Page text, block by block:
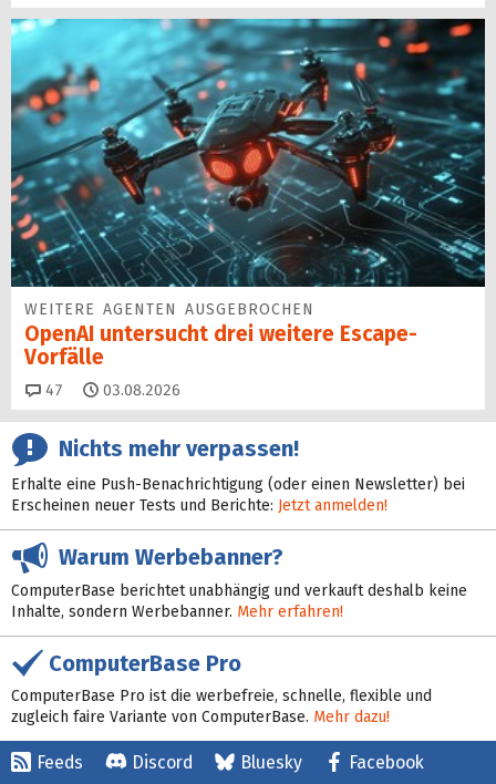
WEITERE AGENTEN AUSGEBROCHEN
OpenAI untersucht drei weitere Escape-
Vorfälle
47 Kommentare
03.08.2026
Nichts mehr verpassen!
Erhalte eine Push-Benachrichtigung (oder einen Newsletter) bei
Erscheinen neuer Tests und Berichte: Jetzt anmelden!
Warum Werbebanner?
ComputerBase berichtet unabhängig und verkauft deshalb keine
Inhalte, sondern Werbebanner. Mehr erfahren!
ComputerBase Pro
ComputerBase Pro ist die werbefreie, schnelle, flexible und
zugleich faire Variante von ComputerBase. Mehr dazu!
Feeds Discord Bluesky Facebook